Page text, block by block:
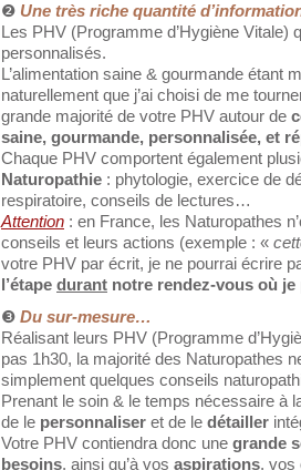
❷ Une très riche quantité
Les PHV (Programme d’Hygiène Vitale)
personnalisés.
L’alimentation saine & gourmande étant
naturellement que j’ai choisi de me
grande majorité de votre PHV autour de
saine, gourmande, personnalisée, et
Chaque PHV comportent également
Naturopathie : phytologie, exercice de
respiratoire, conseils de lectures…
Attention : en France, les Naturopathes
conseils et leurs actions (exemple : «
votre PHV par écrit, je ne pourrai écrire
l’étape durant notre rendez-vous où je
❸ Du sur-mesure…
Réalisant leurs PHV (Programme
pas 1h30, la majorité des Naturopathes
simplement quelques conseils
Prenant le soin & le temps nécessaire à
de le personnaliser et de le détailler
Votre PHV contiendra donc une grande
besoins, ainsi qu’à vos aspirations, vos